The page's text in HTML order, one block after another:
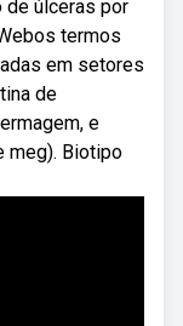
úlceras por
termos
em setores
de
e
meg). Biotipo